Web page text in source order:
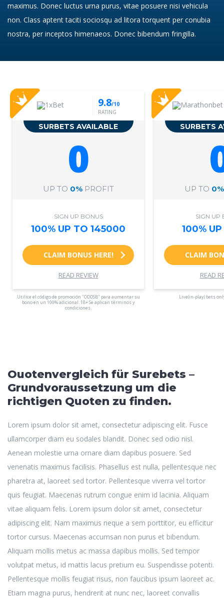
maximus. Donec luctus urna purus, vitae posuere nisi vehicula
non. Class aptent taciti sociosqu ad litora torquent per conubia
nostra, per inceptos himenaeos. Donec bibendum fringilla.
9.8/10
RATING
SURBETS AVAILABLE
0
UP TO 0%PROFIT
SIGN UP BONUS
100% UP TO 145000
CLAIM BONUS HERE!
READ REVIEW
Utilice el código de promoción "ODDSB" para aumentar su
bono en un 100% adicional. 18+ Se aplican términos y
condiciones.
SURBETS
UP TO 0%
SIGN UP
100%
CLAIM
READ
Live(in-play) bets
Ouotenvergleich für Surebets –
Grundvoraussetzung um die
richtigen Quoten zu finden.
Lorem ipsum dolor sit amet, consectetur adipiscing elit. Fusce
ullamcorper diam eu sodales blandit. Donec sed odio nisl.
Aenean molestie urna ornare diam dapibus posuere. Sed
venenatis maximus facilisis. Phasellus est nulla, pellentesque nec
pharetra at, laoreet sed tortor. Pellentesque viverra vel tortor
quis feugiat. Maecenas rutrum congue enim id lacinia. Aliquam
vitae aliquam felis. Lorem ipsum dolor sit amet, consectetur
adipiscing elit. Nam maximus neque a sem porttitor, eu efficitur
tortor cursus. Maecenas accumsan non purus et bibendum.
Aliquam mollis metus ac massa dapibus mollis. Sed tempor
volutpat metus, id mattis lacus pretium eu. Suspendisse potenti.
Pellentesque mollis feugiat risus, non faucibus ipsum laoreet ac.
Etiam magna purus, hendrerit at nunc nec, laoreet convallis